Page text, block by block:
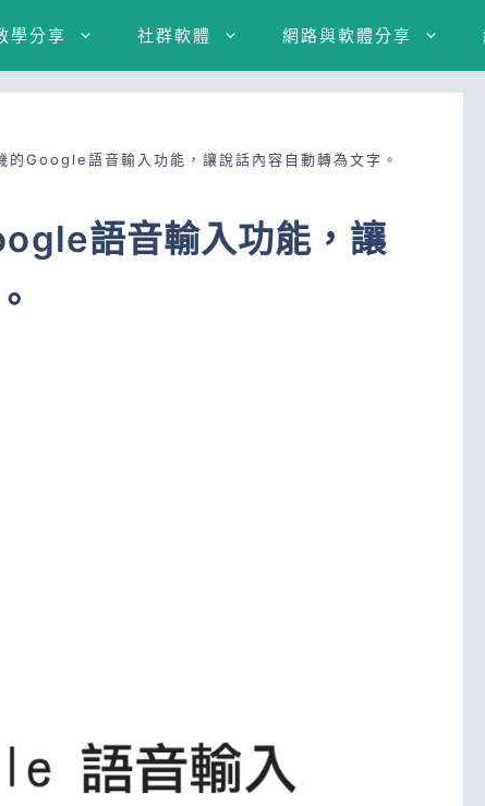
學分享 社群軟體 網路與軟體分享
Google語音輸入功能，讓說話內容自動轉為文字。
語音輸入功能，讓